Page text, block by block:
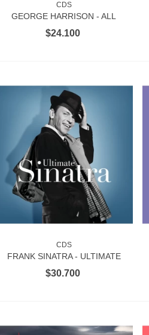
VER MÁS
CDS
GEORGE HARRISON - ALL
THINGS MUST PASS - 50TH
$24.100
VER MÁS
CDS
FRANK SINATRA - ULTIMATE
SINATRA 4CD
$30.700